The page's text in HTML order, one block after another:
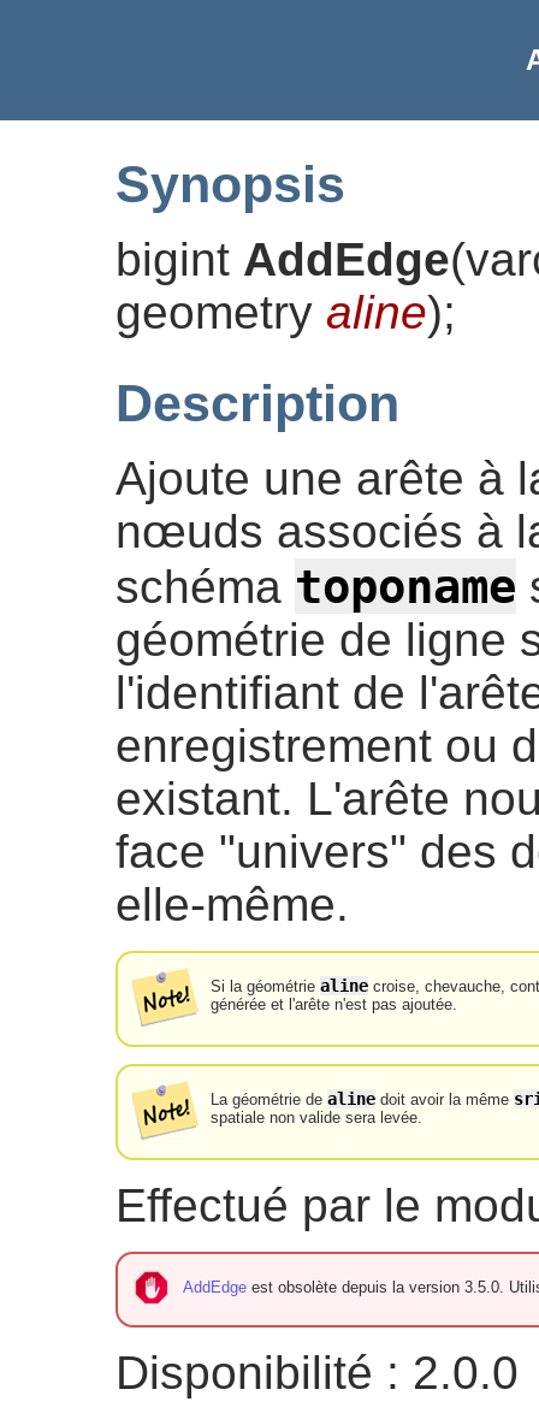
Synopsis
bigint AddEdge(
geometry aline);
Description
Ajoute une arête à
nœuds associés à
schéma toponame
géométrie de ligne
l'identifiant de
enregistrement ou
existant. L'arête
face "univers" des
elle-même.
Si la géométriealine croise, chevauche,
générée et l'arête n'est pas ajoutée.
La géométrie dealine doit avoir la même
spatiale non valide sera levée.
Effectué par le
AddEdge est obsolète depuis la version 3.5.0.
Disponibilité : 2.0.0